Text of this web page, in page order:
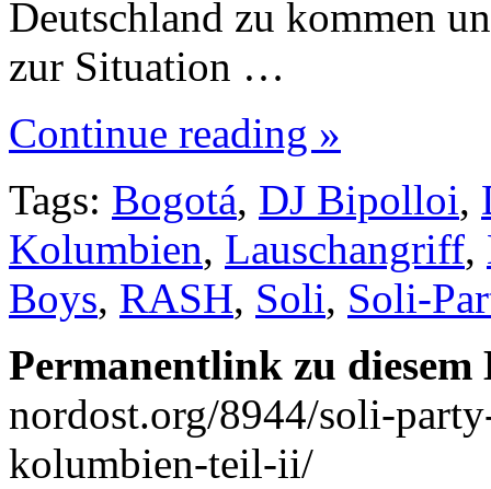
Deutschland zu kommen
zur Situation …
Continue reading »
Tags: Bogotá, DJ Bipolloi,
Kolumbien, Lauschangriff,
Boys, RASH, Soli, Soli-
Permanentlink zu
nordost.org/8944/soli-
kolumbien-teil-ii/